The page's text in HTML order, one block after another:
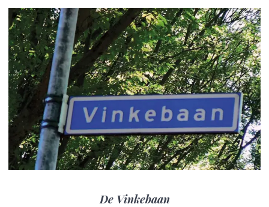
De Vinkebaan